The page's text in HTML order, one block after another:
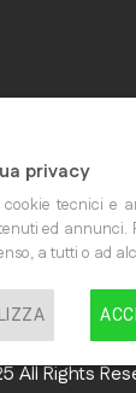
All Rights
privacy
cookie tecnici e
ed
a tutti o ad